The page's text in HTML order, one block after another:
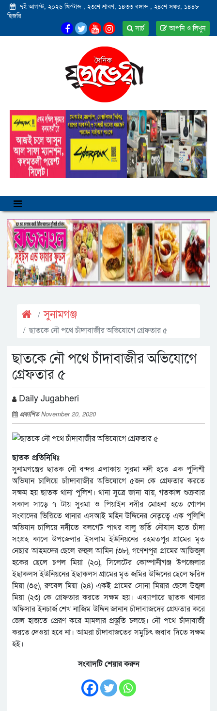
৭ই আগস্ট, ২০২৬ খ্রিস্টাব্দ , ২৩শে শ্রাবণ, ১৪৩৩ বঙ্গাব্দ , ২৪শে সফর, ১৪৪৮
হিজরি
আপনি ও লিখুন
সার্চ
সুনামগঞ্জ
ছাতকে নৌ পথে চাঁদাবাজীর অভিযোগে গ্রেফতার ৫
ছাতকে নৌ পথে চাঁদাবাজীর অভিযোগে
গ্রেফতার ৫
Daily Jugabheri
প্রকাশিতNovember 20, 2020
ছাতক প্রতিনিধিঃ
সুনামগঞ্জের ছাতক নৌ বন্দর এলাকায় সুরমা নদী হতে এক পুলিশী
অভিযান চালিয়ে চাাঁদাবাজীর অভিযোগে ৫জন কে গ্রেফতার করতে
সক্ষম হয় ছাতক থানা পুলিশ। থানা সুত্রে জানা যায়, গতকাল শুক্রবার
সকাল সাড়ে ৭ টায় সুরমা ও পিয়াইন নদীর মোহনা হতে গোপন
সংবাদের ভিত্তিতে থানার এসআই মহিন উদ্দিনের নেতৃত্বে এক পুলিশি
অভিযান চালিয়ে নদীতে বলগেট পাথর বালু ভর্তি নৌযান হতে চাঁদা
সংগ্রহ কালে উপজেলার ইসলাম ইউনিয়নের রহমতপুর গ্রামের মৃত
নেছার আহমদের ছেলে রুহুল আমিন (৩৮), গণেশপুর গ্রামের আজিজুল
হকের ছেলে চপল মিয়া (২০), সিলেটের কোম্পানীগঞ্জ উপজেলার
ইছাকলস ইউনিয়নের ইছাকলস গ্রামের মৃত জমির উদ্দিনের ছেলে ফরিদ
মিয়া (৩৫), রুবেল মিয়া (২৪) একই গ্রামের সোনা মিয়ার ছেলে উজ্বল
মিয়া (২৩) কে গ্রেফতার করতে সক্ষম হয়। এব্যাপারে ছাতক থানার
অফিসার ইনচার্জ শেখ নাজিম উদ্দিন জানান চাঁদাবাজদের গ্রেফতার করে
জেল হাজতে প্রেরণ করে মামলার প্রস্তুতি চলছে। নৌ পথে চাঁদাবাজী
করতে দেওয়া হবে না। আমরা চাঁদাবাজতের সমুচিৎ জবাব দিতে সক্ষম
হই।
সংবাদটি শেয়ার করুন